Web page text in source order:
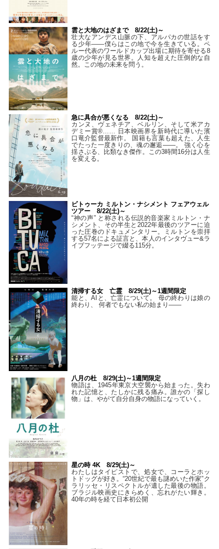
雲と大地のはざまで 8/22(土)～
壮大なアンデス山脈の下、アルパカの世話をす
る少年――僕らはこの地で今を生きている。ペ
ルー代表のワールドカップ出場に期待を寄せる8
歳の少年が見る世界。人知を超えた圧倒的な自
然。この地の未来を問う。
急に具合が悪くなる 8/22(土)～
カンヌ、ヴェネチア、ベルリン、そして米アカ
デミー賞®…… 日本映画界を新時代に導いた濱
口竜介監督最新作。 国籍も言葉も超えた、人生
でたった一度きりの、魂の邂逅――。 強く心を
揺さぶる、比類なき傑作。この3時間16分は人生
を変える。
ビトゥーカ ミルトン・ナシメント フェアウェル
ツアー 8/22(土)～
“神の声” と称される伝説的音楽家ミルトン・ナ
シメント、その半生と2022年最後のツアーに迫
った圧巻のドキュメンタリー。ミルトンを崇拝
する57名による証言と、本人のインタヴュー&ラ
イブフッテージで綴る115分。
清掃する女 亡霊 8/29(土)～1週間限定
能と、AIと、亡霊について。 母の終わりは娘の
終わり、 何者でもない私の始まり――
八月の杜 8/29(土)～1週間限定
物語は、1945年東京大空襲から始まった。失わ
れた記憶と、たしかに残る痛み。誰かの「探し
物」は、やがて自分自身の物語になっていく。
星の時 4K 8/29(土)～
わたしはタイピストで、処⼥で、コーラとホッ
トドッグが好き。“20世紀で最も謎めいた作家”ク
ラリッセ・リスペクトルが遺した最後の物語。
ブラジル映画史にきらめく、忘れがたい輝き。
40年の時を経て⽇本初公開